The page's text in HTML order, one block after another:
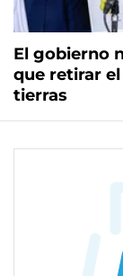
El gobierno
que retirar
tierras